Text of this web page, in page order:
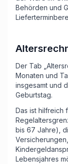
Behörden und
Der Tab
Monaten und
insgesamt und
Geburtstag.
Das ist hilfreich
bis 67 Jahre),
Lebensjahres